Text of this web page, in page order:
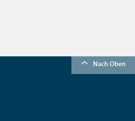
Nach Oben